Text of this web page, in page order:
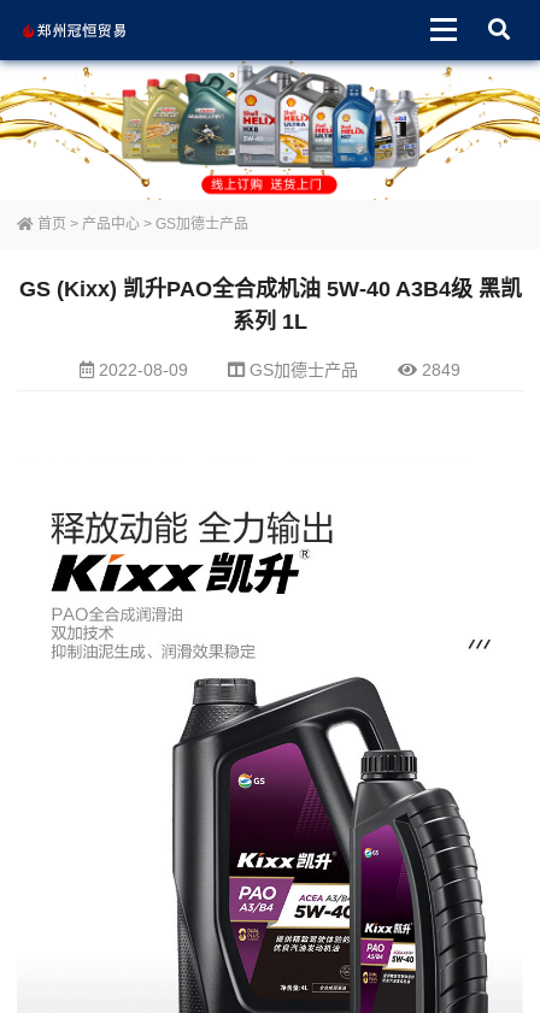
首页 > 产品中心 > GS加德士产品
GS (Kixx) 凯升PAO全合成机油 5W-40 A3B4级 黑凯
系列 1L
2022-08-09 GS加德士产品 2849